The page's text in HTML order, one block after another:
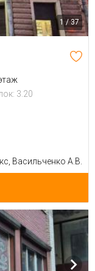
1 / 37
3.20
Васильченко А.В.